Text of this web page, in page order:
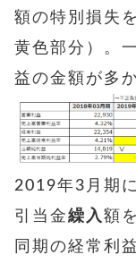
額の特別損失
黄色部分）。
益の金額が多
2019年3月期
引当金繰入額
同期の経常利